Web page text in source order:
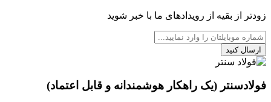
زودتر از بقیه از رویدادهای ما با خبر شوید
ارسال کنید
فولادسنتر (یک راهکار هوشمندانه و قابل اعتماد)